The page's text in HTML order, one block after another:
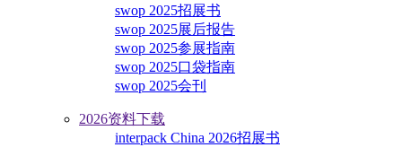
swop 2025招展书
swop 2025展后报告
swop 2025参展指南
swop 2025口袋指南
swop 2025会刊
2026资料下载
interpack China 2026招展书